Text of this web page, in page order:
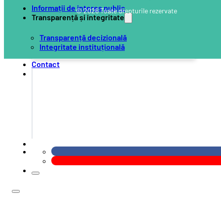
Informații de interes public
Transparență și integritate
Transparență decizională
Integritate instituțională
Contact
© 2026 Toate drepturile rezervate